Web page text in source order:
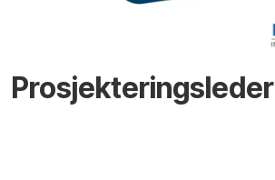
Prosjekteringsleder